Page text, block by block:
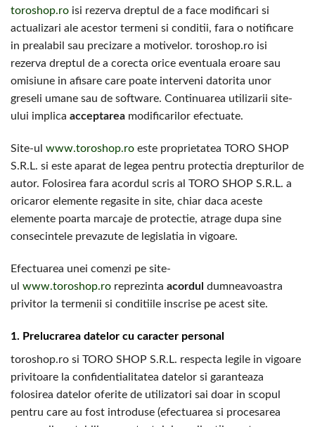
toroshop.ro isi rezerva dreptul de a face modificari si
actualizari ale acestor termeni si conditii, fara o notificare
in prealabil sau precizare a motivelor. toroshop.ro isi
rezerva dreptul de a corecta orice eventuala eroare sau
omisiune in afisare care poate interveni datorita unor
greseli umane sau de software. Continuarea utilizarii site-
ului implica acceptarea modificarilor efectuate.
Site-ul www.toroshop.ro este proprietatea TORO SHOP
S.R.L. si este aparat de legea pentru protectia drepturilor de
autor. Folosirea fara acordul scris al TORO SHOP S.R.L. a
oricaror elemente regasite in site, chiar daca aceste
elemente poarta marcaje de protectie, atrage dupa sine
consecintele prevazute de legislatia in vigoare.
Efectuarea unei comenzi pe site-
ul www.toroshop.ro reprezinta acordul dumneavoastra
privitor la termenii si conditiile inscrise pe acest site.
1. Prelucrarea datelor cu caracter personal
toroshop.ro si TORO SHOP S.R.L. respecta legile in vigoare
privitoare la confidentialitatea datelor si garanteaza
folosirea datelor oferite de utilizatori sai doar in scopul
pentru care au fost introduse (efectuarea si procesarea